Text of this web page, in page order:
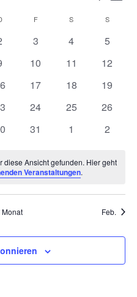
und
DONNERSTAG
FFREITAG S SAMSTAGS
0
3
0
4
0
5
0
10
0
11
0
12
0
17
0
18
0
19
0
24
0
25
0
26
0
31
0
1
0
2
diese Ansicht gefunden. Hier geht
Veranstaltungen.
Feb.